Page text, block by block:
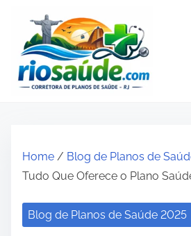
Home / Blog de Planos de
Tudo Que Oferece o Plano
Blog de Planos de Saúde 2025